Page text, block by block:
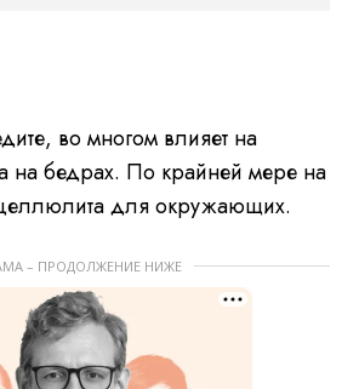
во многом влияет на
на бедрах. По крайней мере на
целлюлита для окружающих.
– ПРОДОЛЖЕНИЕ НИЖЕ